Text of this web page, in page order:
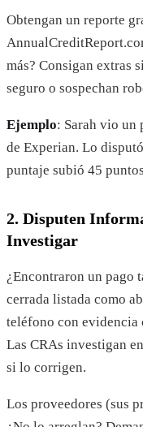
Obtengan un reporte
más? Consigan extras
seguro o sospechan
Ejemplo: Sarah vio un
de Experian. Lo
puntaje subió 45
2. Disputen
Investigar
¿Encontraron un pago
cerrada listada como
teléfono con evidencia
Las CRAs investigan
si lo corrigen.
Los proveedores (sus